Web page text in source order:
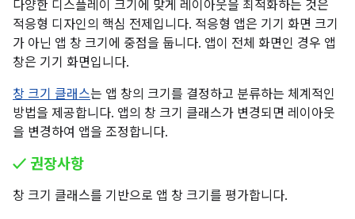
다양한 디스플레이 크기에 맞게 레이아웃을 최적화하는 것은
적응형 디자인의 핵심 전제입니다. 적응형 앱은 기기 화면 크기
가 아닌 앱 창 크기에 중점을 둡니다. 앱이 전체 화면인 경우 앱
창은 기기 화면입니다.
창 크기 클래스는 앱 창의 크기를 결정하고 분류하는 체계적인
방법을 제공합니다. 앱의 창 크기 클래스가 변경되면 레이아웃
을 변경하여 앱을 조정합니다.
✓ 권장사항
창 크기 클래스를 기반으로 앱 창 크기를 평가합니다.